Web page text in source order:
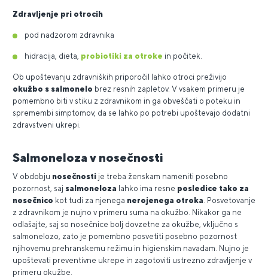
Zdravljenje pri otrocih
pod nadzorom zdravnika
hidracija, dieta, probiotiki za otroke in počitek.
Ob upoštevanju zdravniških priporočil lahko otroci preživijo
okužbo s salmonelo brez resnih zapletov. V vsakem primeru je
pomembno biti v stiku z zdravnikom in ga obveščati o poteku in
spremembi simptomov, da se lahko po potrebi upoštevajo dodatni
zdravstveni ukrepi.
Salmoneloza v nosečnosti
V obdobju nosečnosti je treba ženskam nameniti posebno
pozornost, saj salmoneloza lahko ima resne posledice tako za
nosečnico kot tudi za njenega nerojenega otroka. Posvetovanje
z zdravnikom je nujno v primeru suma na okužbo. Nikakor ga ne
odlašajte, saj so nosečnice bolj dovzetne za okužbe, vključno s
salmonelozo, zato je pomembno posvetiti posebno pozornost
njihovemu prehranskemu režimu in higienskim navadam. Nujno je
upoštevati preventivne ukrepe in zagotoviti ustrezno zdravljenje v
primeru okužbe.